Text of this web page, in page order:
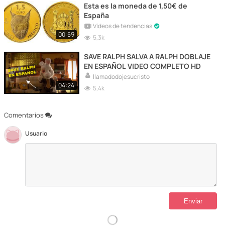
Comentarios
Usuario
00:59
Esta es la moneda de 1,50€ de
España
Vídeos de tendencias
5,3k
04:24
SAVE RALPH SALVA A RALPH DOBLAJE
EN ESPAÑOL VIDEO COMPLETO HD
llamadodojesucristo
5,4k